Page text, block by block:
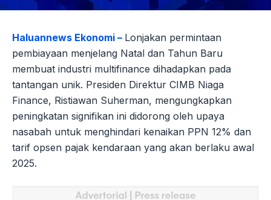
Haluannews Ekonomi – Lonjakan permintaan
pembiayaan menjelang Natal dan Tahun Baru
membuat industri multifinance dihadapkan pada
tantangan unik. Presiden Direktur CIMB Niaga
Finance, Ristiawan Suherman, mengungkapkan
peningkatan signifikan ini didorong oleh upaya
nasabah untuk menghindari kenaikan PPN 12% dan
tarif opsen pajak kendaraan yang akan berlaku awal
2025.